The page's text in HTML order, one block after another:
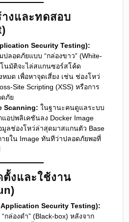
งและทดสอบ
Security Testing):
ปลอดภัยแบบ “กล่องขาว” (White-
นมัติจะไล่สแกนซอร์สโค้ด
หมด เพื่อหาจุดเสี่ยง เช่น ช่องโหว่
Site Scripting (XSS) หรือการ
ภัย
Scanning: ในฐานะคนดูแลระบบ
แอปพลิเคชันลง Docker Image
ลช่องโหว่ล่าสุดมาสแกนตัว Base
ายใน Image ทันทีว่าปลอดภัยพอที่
งและใช้งาน
Application Security Testing):
กล่องดำ” (Black-box) หลังจาก